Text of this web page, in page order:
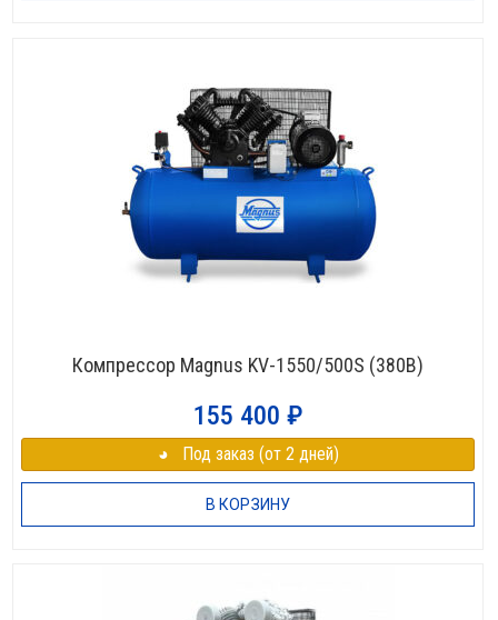
Компрессор Magnus KV-1550/500S (380В)
155 400 ₽
◕⠀Под заказ (от 2 дней)
В КОРЗИНУ